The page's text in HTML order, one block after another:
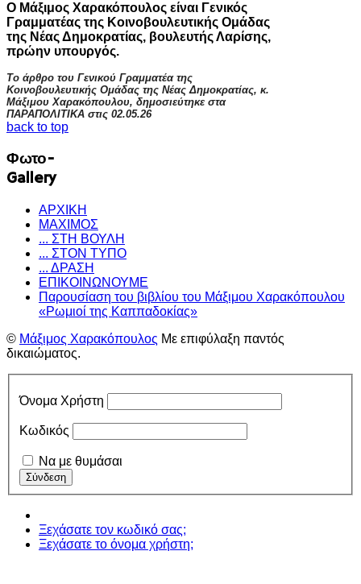
Ο Μάξιμος Χαρακόπουλος είναι Γενικός
Γραμματέας της Κοινοβουλευτικής Ομάδας
της Νέας Δημοκρατίας, βουλευτής Λαρίσης,
πρώην υπουργός.
Το άρθρο του Γενικού Γραμματέα της
Κοινοβουλευτικής Ομάδας της Νέας Δημοκρατίας, κ.
Μάξιμου Χαρακόπουλου, δημοσιεύτηκε στα
ΠΑΡΑΠΟΛΙΤΙΚΑ στις 02.05.26
back to top
Φωτο-
Gallery
ΑΡΧΙΚΗ
ΜΑΧΙΜΟΣ
... ΣΤΗ ΒΟΥΛΗ
... ΣΤΟΝ ΤΥΠΟ
... ΔΡΑΣΗ
ΕΠΙΚΟΙΝΩΝΟΥΜΕ
Παρουσίαση του βιβλίου του Μάξιμου Χαρακόπουλου
«Ρωμιοί της Καππαδοκίας»
© Μάξιμος Χαρακόπουλος Με επιφύλαξη παντός
δικαιώματος.
Όνομα Χρήστη
Κωδικός
Να με θυμάσαι
Ξεχάσατε τον κωδικό σας;
Ξεχάσατε το όνομα χρήστη;